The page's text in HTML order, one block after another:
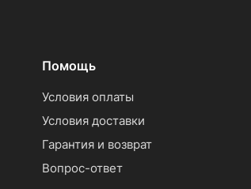
Помощь
Условия оплаты
Условия доставки
Гарантия и возврат
Вопрос-ответ